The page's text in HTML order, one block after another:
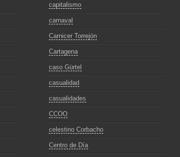
capitalismo
carnaval
Carnicer Torrejón
Cartagena
caso Gürtel
casualidad
casualidades
CCOO
celestino Corbacho
Centro de Día